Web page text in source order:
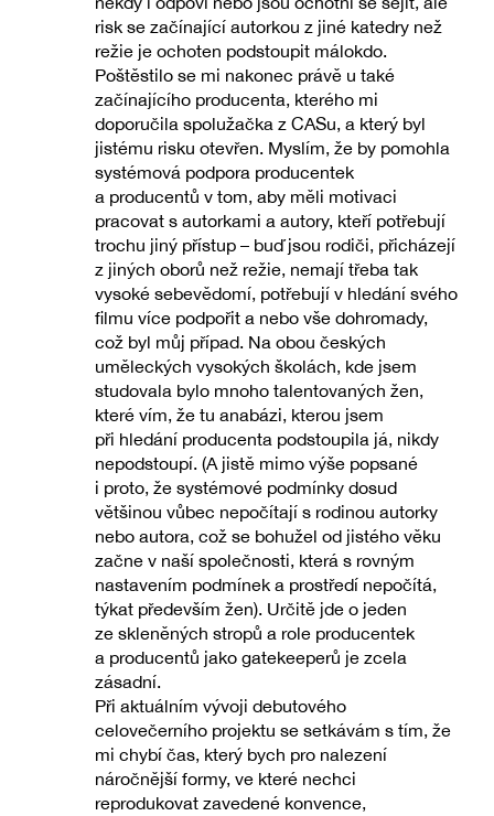
risk se začínající autorkou z jiné katedry než
režie je ochoten podstoupit málokdo.
Poštěstilo se mi nakonec právě u také
začínajícího producenta, kterého mi
doporučila spolužačka z CASu, a který byl
jistému risku otevřen. Myslím, že by pomohla
systémová podpora producentek
a producentů v tom, aby měli motivaci
pracovat s autorkami a autory, kteří potřebují
trochu jiný přístup – buď jsou rodiči, přicházejí
z jiných oborů než režie, nemají třeba tak
vysoké sebevědomí, potřebují v hledání svého
filmu více podpořit a nebo vše dohromady,
což byl můj případ. Na obou českých
uměleckých vysokých školách, kde jsem
studovala bylo mnoho talentovaných žen,
které vím, že tu anabázi, kterou jsem
při hledání producenta podstoupila já, nikdy
nepodstoupí. (A jistě mimo výše popsané
i proto, že systémové podmínky dosud
většinou vůbec nepočítají s rodinou autorky
nebo autora, což se bohužel od jistého věku
začne v naší společnosti, která s rovným
nastavením podmínek a prostředí nepočítá,
týkat především žen). Určitě jde o jeden
ze skleněných stropů a role producentek
a producentů jako gatekeeperů je zcela
zásadní.
Při aktuálním vývoji debutového
celovečerního projektu se setkávám s tím, že
mi chybí čas, který bych pro nalezení
náročnější formy, ve které nechci
reprodukovat zavedené konvence,